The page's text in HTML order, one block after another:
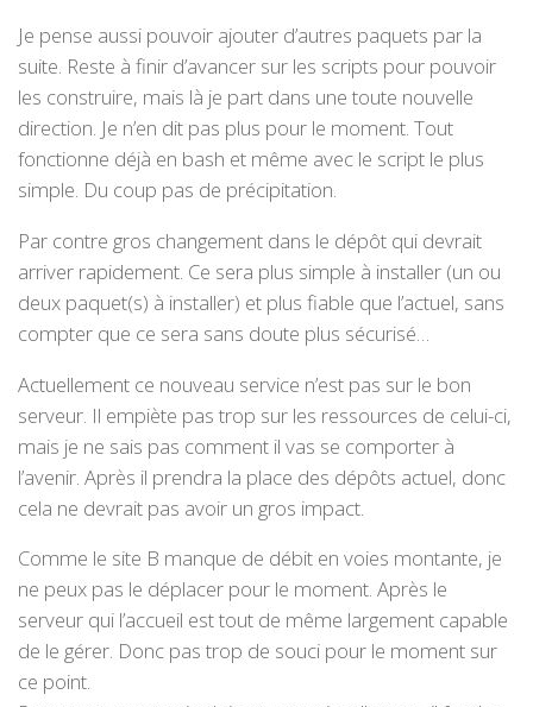
Je pense aussi pouvoir ajouter d’autres paquets par la
suite. Reste à finir d’avancer sur les scripts pour pouvoir
les construire, mais là je part dans une toute nouvelle
direction. Je n’en dit pas plus pour le moment. Tout
fonctionne déjà en bash et même avec le script le plus
simple. Du coup pas de précipitation.
Par contre gros changement dans le dépôt qui devrait
arriver rapidement. Ce sera plus simple à installer (un ou
deux paquet(s) à installer) et plus fiable que l’actuel, sans
compter que ce sera sans doute plus sécurisé…
Actuellement ce nouveau service n’est pas sur le bon
serveur. Il empiète pas trop sur les ressources de celui-ci,
mais je ne sais pas comment il vas se comporter à
l’avenir. Après il prendra la place des dépôts actuel, donc
cela ne devrait pas avoir un gros impact.
Comme le site B manque de débit en voies montante, je
ne peux pas le déplacer pour le moment. Après le
serveur qui l’accueil est tout de même largement capable
de le gérer. Donc pas trop de souci pour le moment sur
ce point.